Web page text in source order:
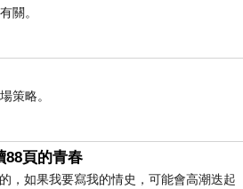
點一個肉圓嘗鮮看看。
關。
策略。
88頁的青春
，如果我要寫我的情史，可能會高潮迭起